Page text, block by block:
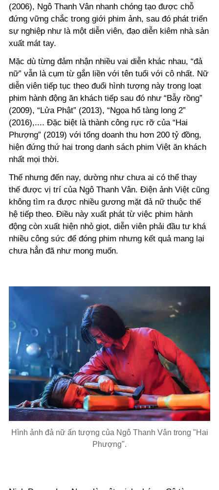
(2006), Ngô Thanh Vân nhanh chóng tạo được chỗ
đứng vững chắc trong giới phim ảnh, sau đó phát triển
sự nghiệp như là một diễn viên, đạo diễn kiêm nhà sản
xuất mát tay.
Mặc dù từng đảm nhận nhiều vai diễn khác nhau, “đả
nữ” vẫn là cụm từ gắn liền với tên tuổi với cô nhất. Nữ
diễn viên tiếp tục theo đuổi hình tượng này trong loạt
phim hành động ăn khách tiếp sau đó như “Bẫy rồng”
(2009), “Lửa Phật” (2013), “Ngọa hổ tàng long 2”
(2016),.... Đặc biệt là thành công rực rỡ của “Hai
Phượng” (2019) với tổng doanh thu hơn 200 tỷ đồng,
hiện đứng thứ hai trong danh sách phim Việt ăn khách
nhất mọi thời.
Thế nhưng đến nay, dường như chưa ai có thể thay
thế được vị trí của Ngô Thanh Vân. Điện ảnh Việt cũng
không tìm ra được nhiều gương mặt đả nữ thuộc thế
hệ tiếp theo. Điều này xuất phát từ việc phim hành
động còn xuất hiện nhỏ giọt, diễn viên phải đầu tư khá
nhiều công sức để đóng phim nhưng kết quả mang lại
chưa hẳn đã như mong muốn.
Hình ảnh đả nữ ấn tượng của Ngô Thanh Vân trong "Hai
Phượng".